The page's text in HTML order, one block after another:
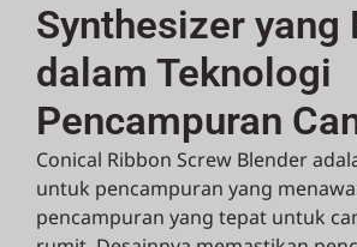
Synthesizer yang
dalam Teknologi
Pencampuran
Conical Ribbon Screw Blender
untuk pencampuran yang
pencampuran yang tepat untuk